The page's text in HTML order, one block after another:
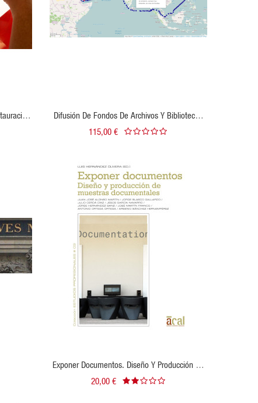
Difusión De Fondos De Archivos Y Bibliotecas
Mediante Cartografía Web
115,00 €
VISTA RÁPIDA
Exponer Documentos. Diseño Y Producción De
Muestras Documentales
20,00 €